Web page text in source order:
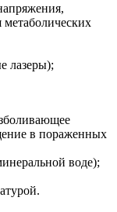
лазеры);
в пораженных
воде);